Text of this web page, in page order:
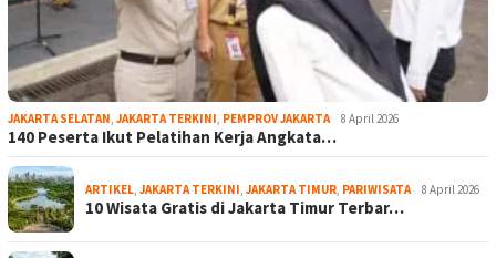
JAKARTA SELATAN, JAKARTA TERKINI, PEMPROV JAKARTA 8 April 2026
140 Peserta Ikut Pelatihan Kerja Angkata…
ARTIKEL, JAKARTA TERKINI, JAKARTA TIMUR, PARIWISATA 8 April 2026
10 Wisata Gratis di Jakarta Timur Terbar…